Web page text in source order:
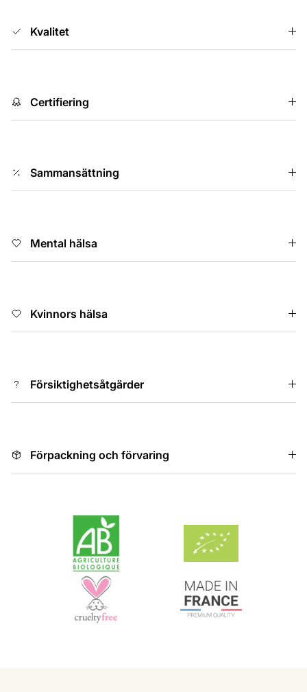
Kvalitet
Certifiering
Sammansättning
Mental hälsa
Kvinnors hälsa
Försiktighetsåtgärder
Förpackning och förvaring